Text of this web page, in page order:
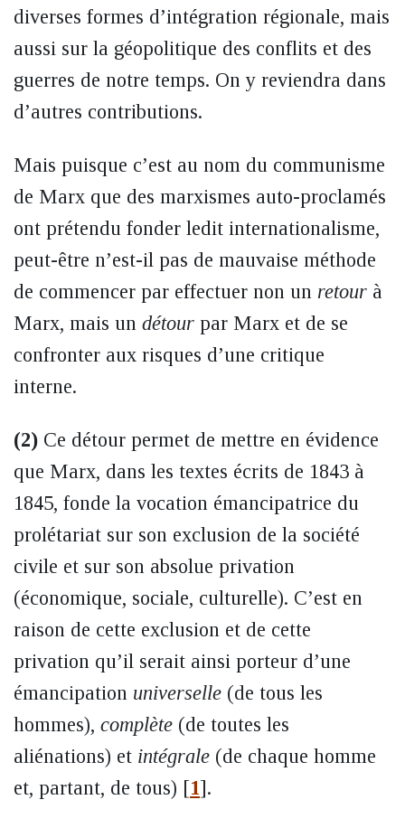
diverses formes d’intégration régionale, mais
aussi sur la géopolitique des conflits et des
guerres de notre temps. On y reviendra dans
d’autres contributions.
Mais puisque c’est au nom du communisme
de Marx que des marxismes auto-proclamés
ont prétendu fonder ledit internationalisme,
peut-être n’est-il pas de mauvaise méthode
de commencer par effectuer non un retour à
Marx, mais un détour par Marx et de se
confronter aux risques d’une critique
interne.
(2) Ce détour permet de mettre en évidence
que Marx, dans les textes écrits de 1843 à
1845, fonde la vocation émancipatrice du
prolétariat sur son exclusion de la société
civile et sur son absolue privation
(économique, sociale, culturelle). C’est en
raison de cette exclusion et de cette
privation qu’il serait ainsi porteur d’une
émancipation universelle (de tous les
hommes), complète (de toutes les
aliénations) et intégrale (de chaque homme
et, partant, de tous) [1] .